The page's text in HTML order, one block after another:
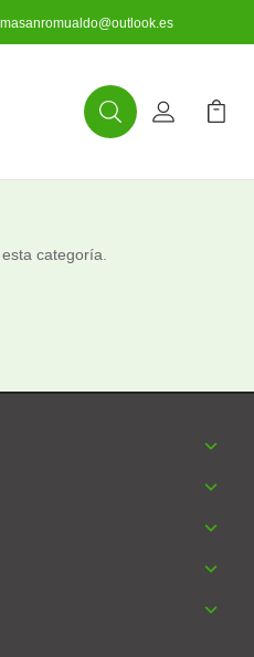
BuscarMi Cuenta
Mi
categoría.